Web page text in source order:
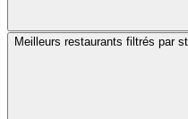
Meilleurs restaurants filtrés par